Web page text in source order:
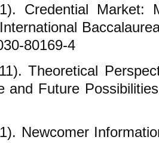
Credential Market:
80169-4
Theoretical
and Future
Newcomer